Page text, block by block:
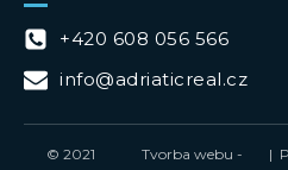
+420 608 056 566
info@adriaticreal.cz
© 2021
Tvorba webu -
|